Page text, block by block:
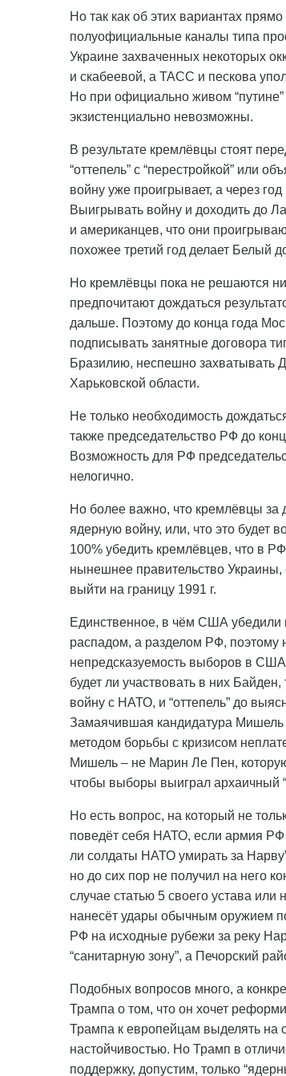
Но так как об этих вариантах
полуофициальные каналы типа
Украине захваченных некоторых
и скабеевой, а ТАСС и пескова
Но при официально живом
экзистенциально невозможны.
В результате кремлёвцы стоят
“оттепель” с “перестройкой” или
войну уже проигрывает, а через
Выигрывать войну и доходить до
и американцев, что они
похожее третий год делает Белый
Но кремлёвцы пока не решаются
предпочитают дождаться
дальше. Поэтому до конца года
подписывать занятные договора
Бразилию, неспешно захватывать
Харьковской области.
Не только необходимость
также председательство РФ до
Возможность для РФ
нелогично.
Но более важно, что кремлёвцы за
ядерную войну, или, что это
100% убедить кремлёвцев, что в
нынешнее правительство Украины,
выйти на границу 1991 г.
Единственное, в чём США убедили
распадом, а разделом РФ, поэтому
непредсказуемость выборов в
будет ли участвовать в них
войну с НАТО, и “оттепель” до
Замаячившая кандидатура Мишель
методом борьбы с кризисом
Мишель – не Марин Ле Пен, которую
чтобы выборы выиграл архаичный
Но есть вопрос, на который не
поведёт себя НАТО, если армия РФ
ли солдаты НАТО умирать за
но до сих пор не получил на него
случае статью 5 своего устава
нанесёт удары обычным оружием
РФ на исходные рубежи за реку
“санитарную зону”, а Печорский
Подобных вопросов много, а
Трампа о том, что он хочет
Трампа к европейцам выделять на
настойчивостью. Но Трамп в
поддержку, допустим, только